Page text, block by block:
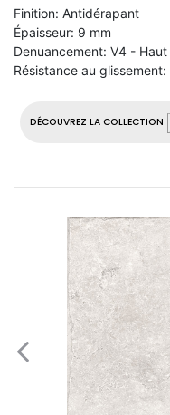
DÉCOUVREZ LA COLLECTION
Finition: Antidérapant
Épaisseur: 9 mm
Denuancement: V4 - Haut
Résistance au glissement: